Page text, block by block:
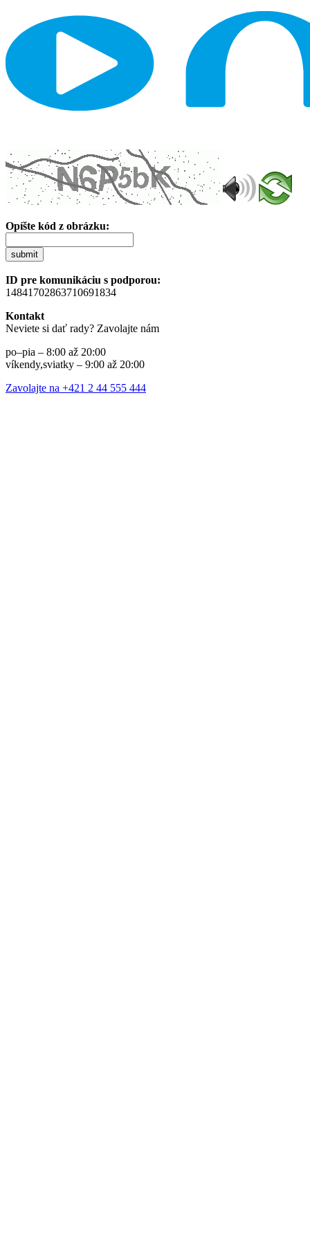
Opíšte kód z obrázku:
submit
ID pre komunikáciu s podporou:
14841702863710691834
Kontakt
Neviete si dať rady? Zavolajte nám
po–pia – 8:00 až 20:00
víkendy,sviatky – 9:00 až 20:00
Zavolajte na +421 2 44 555 444